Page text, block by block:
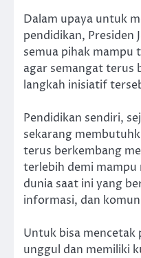
Dalam upaya untuk
pendidikan, Presiden
semua pihak
agar semangat terus
langkah inisiatif
Pendidikan sendiri,
sekarang
terus berkembang
terlebih demi mampu
dunia saat ini yang
informasi, dan
Untuk bisa mencetak
unggul dan memiliki